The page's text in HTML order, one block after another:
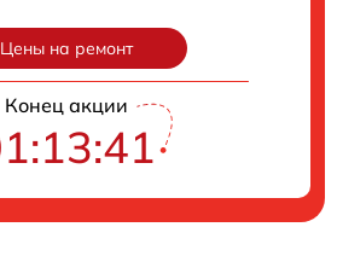
Цены на ремонт
Конец акции